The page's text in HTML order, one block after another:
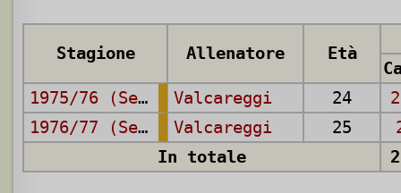
Stagione Allenatore Età
1975/76 (Serie A) Valcareggi 24
1976/77 (Serie A)
Valcareggi 25
In totale